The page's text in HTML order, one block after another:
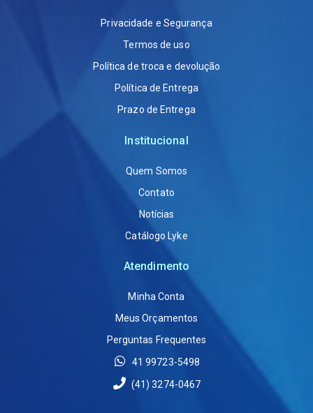
Privacidade e Segurança
Termos de uso
Política de troca e devolução
Política de Entrega
Prazo de Entrega
Institucional
Quem Somos
Contato
Notícias
Catálogo Lyke
Atendimento
Minha Conta
Meus Orçamentos
Perguntas Frequentes
41 99723-5498
(41) 3274-0467